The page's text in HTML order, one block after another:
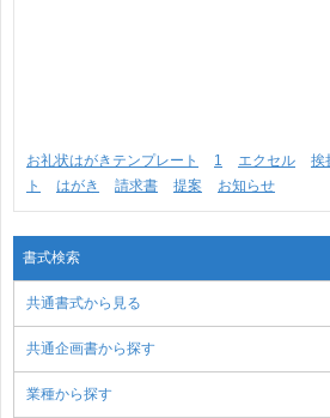
お礼状はがきテンプレート 1 エクセル 挨
ト
はがき 請求書 提案 お知らせ
書式検索
共通書式から見る
共通企画書から探す
業種から探す